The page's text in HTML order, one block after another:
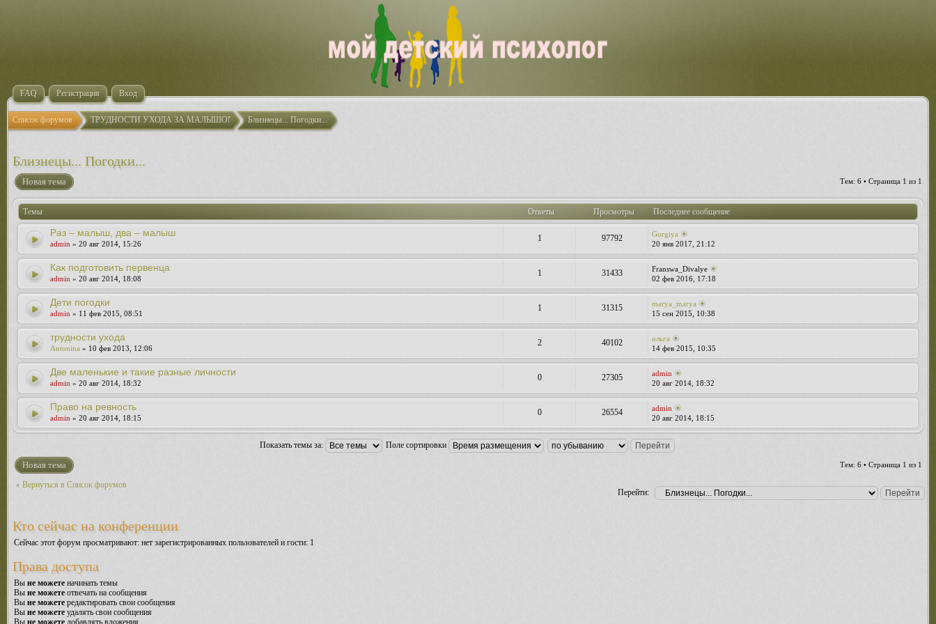
FAQ Регистрация Вход
Список форумов ТРУДНОСТИ УХОДА ЗА МАЛЫШОМ Близнецы... Погодки...
Близнецы... Погодки...
Новая тема Тем: 6 • Страница 1 из 1
Темы Ответы Просмотры Последнее сообщение
Раз – малыш, два – малыш
admin » 20 авг 2014, 15:26
1 97792
Gorgiya
20 янв 2017, 21:12
Как подготовить первенца
admin » 20 авг 2014, 18:08
1 31433
Franswa_Divalye
02 фев 2016, 17:18
Дети погодки
admin » 11 фев 2015, 08:51
1 31315
marya_marya
15 сен 2015, 10:38
трудности ухода
Antonina » 10 фев 2013, 12:06
2 40102
ольга
14 фев 2015, 10:35
Две маленькие и такие разные личности
admin » 20 авг 2014, 18:32
0 27305
admin
20 авг 2014, 18:32
Право на ревность
admin » 20 авг 2014, 18:15
0 26554
admin
20 авг 2014, 18:15
Показать темы за: Поле сортировки
Новая тема Тем: 6 • Страница 1 из 1
Вернуться в Список форумов
Перейти:
Кто сейчас на конференции
Сейчас этот форум просматривают: нет зарегистрированных пользователей и гости: 1
Права доступа
Вы не можете начинать темы
Вы не можете отвечать на сообщения
Вы не можете редактировать свои сообщения
Вы не можете удалять свои сообщения
Вы не можете добавлять вложения